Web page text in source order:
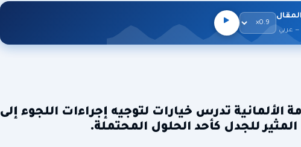
عربي
تدرس خيارات لتوجيه إجراءات اللجوء إلى
المثير للجدل كأحد الحلول المحتملة.